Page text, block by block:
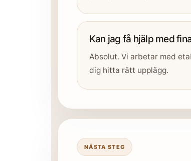
Kan jag få hjälp med
Absolut. Vi arbetar med
dig hitta rätt upplägg.
NÄSTA STEG